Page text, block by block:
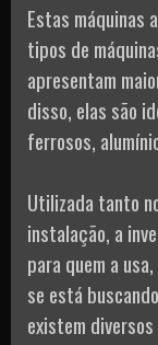
Estas máquinas
tipos de
apresentam
disso, elas são
ferrosos,
Utilizada tanto
instalação, a
para quem a
se está
existem